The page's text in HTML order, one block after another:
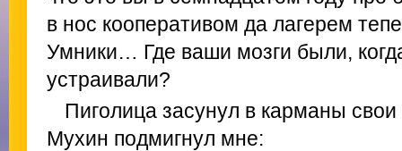
в нос кооперативом да лагерем
Умники… Где ваши мозги были,
устраивали?
Пиголица засунул в карманы
Мухин подмигнул мне: